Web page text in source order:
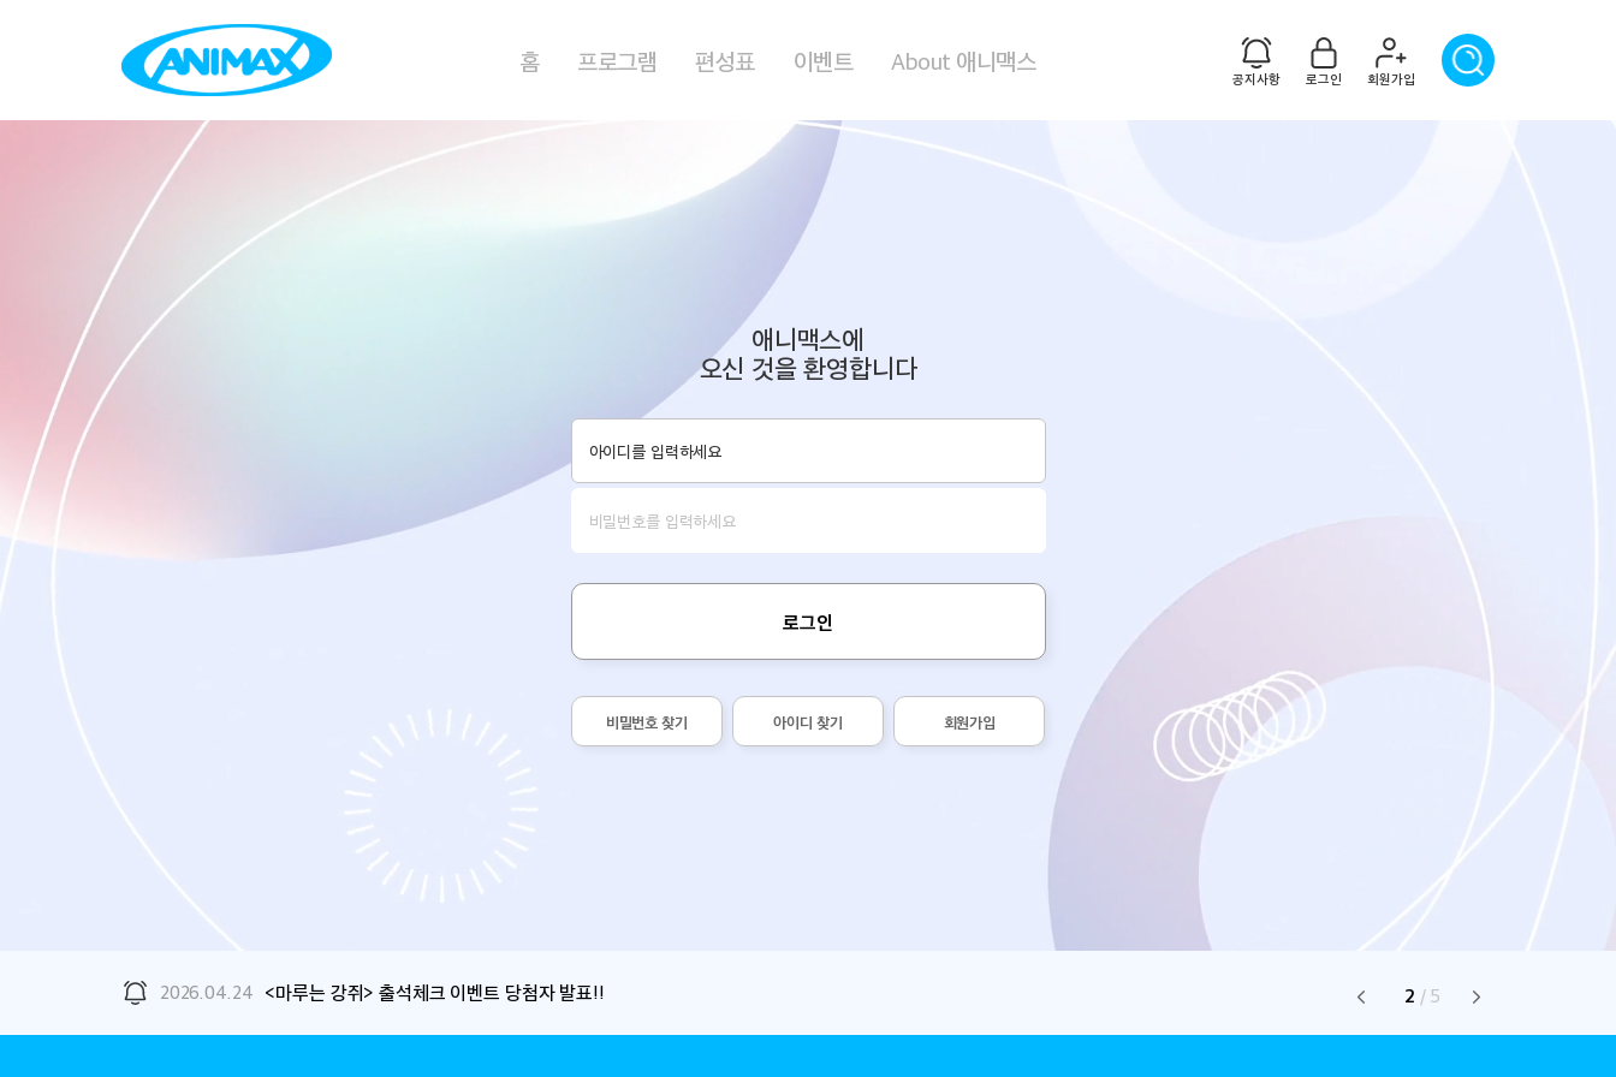
홈 프로그램 편성표 이벤트 About 애니맥스
공지사항 로그인 회원가입
애니맥스에
오신 것을 환영합니다
로그인
비밀번호 찾기 아이디 찾기 회원가입
2026.04.24 <마루는 강쥐> 출석체크 이벤트 당첨자 발표!! 2 / 5